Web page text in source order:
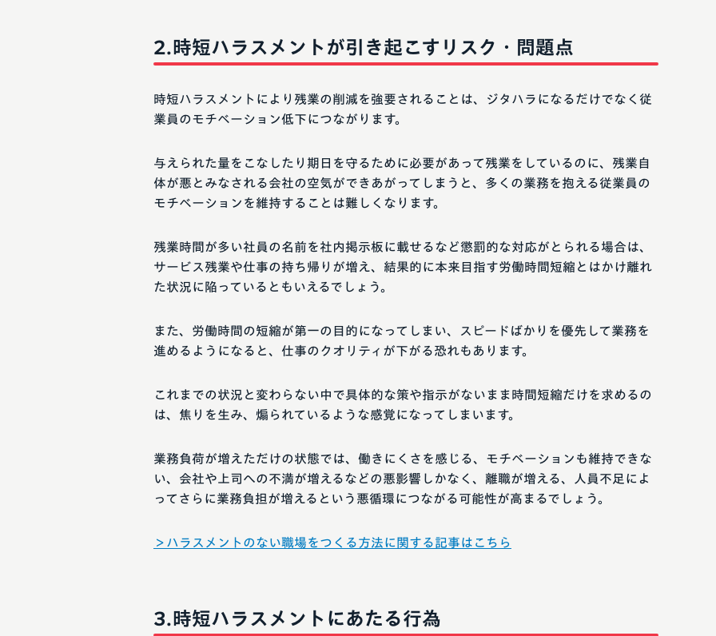
時短ハラスメントが引き起こすリスク・問題点
時短ハラスメントにより残業の削減を強要されることは、ジタハラになるだけでなく従
業員のモチベーション低下につながります。
与えられた量をこなしたり期日を守るために必要があって残業をしているのに、残業自
体が悪とみなされる会社の空気ができあがってしまうと、多くの業務を抱える従業員の
モチベーションを維持することは難しくなります。
残業時間が多い社員の名前を社内掲示板に載せるなど懲罰的な対応がとられる場合は、
サービス残業や仕事の持ち帰りが増え、結果的に本来目指す労働時間短縮とはかけ離れ
た状況に陥っているともいえるでしょう。
また、労働時間の短縮が第一の目的になってしまい、スピードばかりを優先して業務を
進めるようになると、仕事のクオリティが下がる恐れもあります。
これまでの状況と変わらない中で具体的な策や指示がないまま時間短縮だけを求めるの
は、焦りを生み、煽られているような感覚になってしまいます。
業務負荷が増えただけの状態では、働きにくさを感じる、モチベーションも維持できな
い、会社や上司への不満が増えるなどの悪影響しかなく、離職が増える、人員不足によ
ってさらに業務負担が増えるという悪循環につながる可能性が高まるでしょう。
＞ハラスメントのない職場をつくる方法に関する記事はこちら
時短ハラスメントにあたる行為